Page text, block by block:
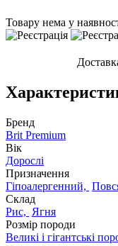
Товару нема у
Бренд
Brit Premium
Вік
Дорослі
Призначення
Гіпоалергенний,
Склад
Рис, Ягня
Розмір породи
Великі і гігантські